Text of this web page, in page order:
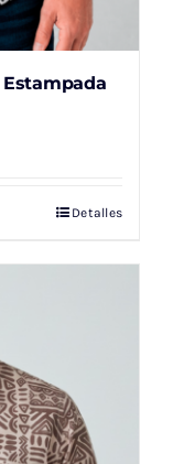
Detalles